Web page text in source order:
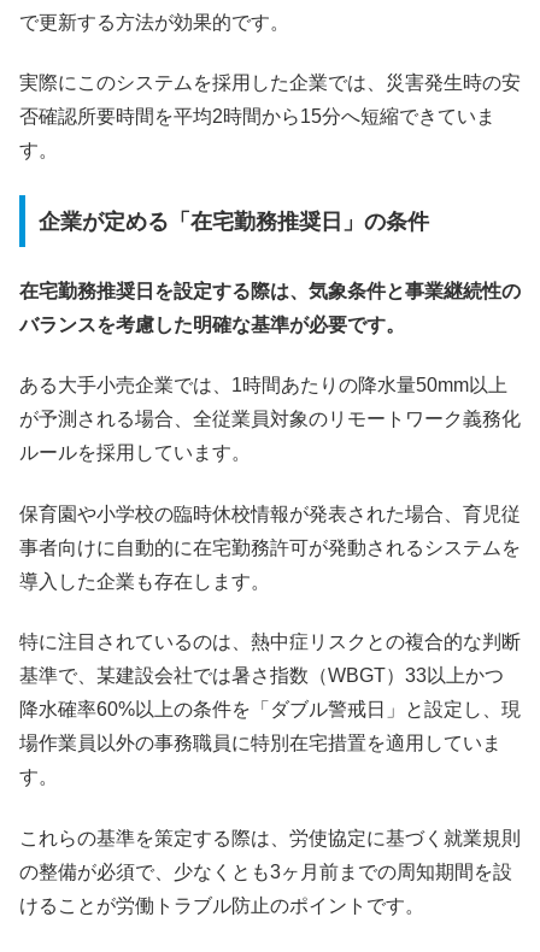
で更新する方法が効果的です。
実際にこのシステムを採用した企業では、災害発生時の安
否確認所要時間を平均2時間から15分へ短縮できていま
す。
企業が定める「在宅勤務推奨日」の条件
在宅勤務推奨日を設定する際は、気象条件と事業継続性の
バランスを考慮した明確な基準が必要です。
ある大手小売企業では、1時間あたりの降水量50mm以上
が予測される場合、全従業員対象のリモートワーク義務化
ルールを採用しています。
保育園や小学校の臨時休校情報が発表された場合、育児従
事者向けに自動的に在宅勤務許可が発動されるシステムを
導入した企業も存在します。
特に注目されているのは、熱中症リスクとの複合的な判断
基準で、某建設会社では暑さ指数（WBGT）33以上かつ
降水確率60%以上の条件を「ダブル警戒日」と設定し、現
場作業員以外の事務職員に特別在宅措置を適用していま
す。
これらの基準を策定する際は、労使協定に基づく就業規則
の整備が必須で、少なくとも3ヶ月前までの周知期間を設
けることが労働トラブル防止のポイントです。